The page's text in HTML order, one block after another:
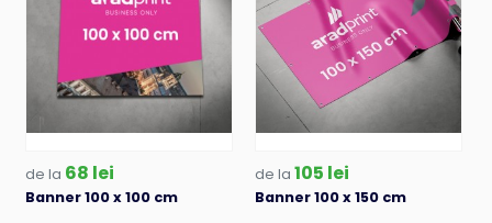
de la 68 lei
Banner 100 x 100 cm
de la 105 lei
Banner 100 x 150 cm